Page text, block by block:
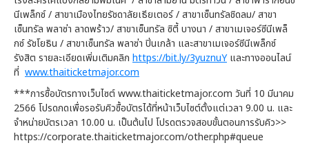
นีเพล็กซ์ / สาขาเมืองไทยรัชดาลัยเธียเตอร์ / สาขาเซ็นทรัลชิดลม/ สาขา
เซ็นทรัล พลาซ่า ลาดพร้าว/ สาขาเซ็นทรัล ซิตี้ บางนา / สาขาเมเจอร์ซีนีเพล็
กซ์ รัชโยธิน / สาขาเซ็นทรัล พลาซ่า ปิ่นเกล้า และสาขาเมเจอร์ซีนีเพล็กซ์
รังสิต รายละเอียดเพิ่มเติมคลิก https://bit.ly/3yuznuYและทางออนไลน์
ที่ www.thaiticketmajor.com
***การซื้อบัตรทางเว็บไซต์ www.thaiticketmajor.com วันที่ 10 มีนาคม
2566 โปรดกดเพื่อรอรับคิวซื้อบัตรได้ที่หน้าเว็บไซต์ตั้งแต่เวลา 9.00 น. และ
จำหน่ายบัตรเวลา 10.00 น. เป็นต้นไป โปรดตรวจสอบขั้นตอนการรับคิว>>
https://corporate.thaiticketmajor.com/other.php#queue